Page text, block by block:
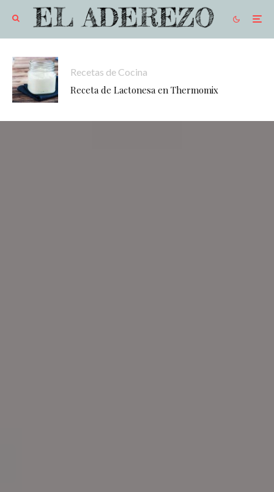
Recetas de Cocina
Receta de Lactonesa en Thermomix